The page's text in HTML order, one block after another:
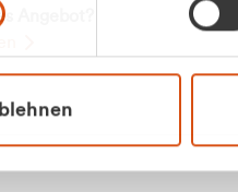
Angebot?